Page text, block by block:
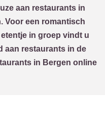
aan restaurants in
Voor een romantisch
in groep vindt u
aan restaurants in de
in Bergen online